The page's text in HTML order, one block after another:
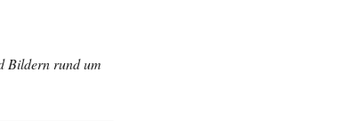
Bildern rund um